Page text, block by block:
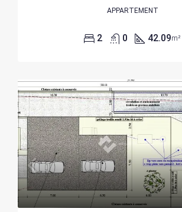
APPARTEMENT
2 0 42.09m²